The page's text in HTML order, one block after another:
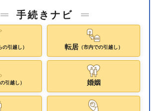
手続きナビ
の引越し） 転居（市内での引越し）
引越し） 婚姻